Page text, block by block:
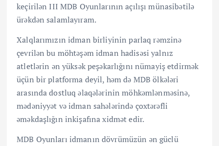
keçirilən III MDB Oyunlarının açılışı münasibətilə
ürəkdən salamlayıram.
Xalqlarımızın idman birliyinin parlaq rəmzinə
çevrilən bu möhtəşəm idman hadisəsi yalnız
atletlərin ən yüksək peşəkarlığını nümayiş etdirmək
üçün bir platforma deyil, həm də MDB ölkələri
arasında dostluq əlaqələrinin möhkəmlənməsinə,
mədəniyyət və idman sahələrində çoxtərəfli
əməkdaşlığın inkişafına xidmət edir.
MDB Oyunları idmanın dövrümüzün ən güclü